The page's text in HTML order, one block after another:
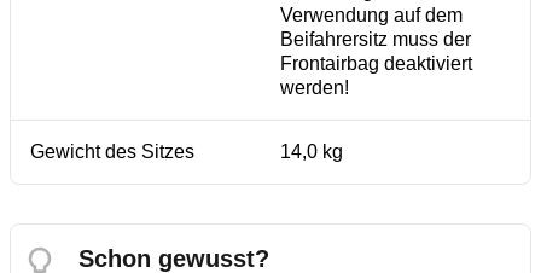
Verwendung auf dem
Beifahrersitz muss der
Frontairbag deaktiviert
werden!
Gewicht des Sitzes 14,0 kg
Schon gewusst?